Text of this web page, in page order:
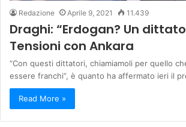
Redazione Aprile 9, 2021 11.439
Draghi: “Erdogan? Un
Tensioni con Ankara
“Con questi dittatori, chiamiamoli per quello
essere franchi”, è quanto ha affermato ieri il
Read More »